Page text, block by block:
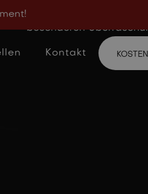
Kontakt
Ellio ist drei Jahre alt
Findet heraus, wie wir
besonderen